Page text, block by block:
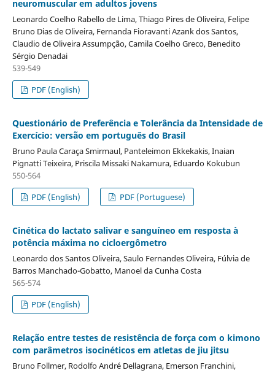
neuromuscular em adultos jovens
Leonardo Coelho Rabello de Lima, Thiago Pires de Oliveira, Felipe
Bruno Dias de Oliveira, Fernanda Fioravanti Azank dos Santos,
Claudio de Oliveira Assumpção, Camila Coelho Greco, Benedito
Sérgio Denadai
539-549
PDF (English)
Questionário de Preferência e Tolerância da Intensidade de
Exercício: versão em português do Brasil
Bruno Paula Caraça Smirmaul, Panteleimon Ekkekakis, Inaian
Pignatti Teixeira, Priscila Missaki Nakamura, Eduardo Kokubun
550-564
PDF (English)
PDF (Portuguese)
Cinética do lactato salivar e sanguíneo em resposta à
potência máxima no cicloergômetro
Leonardo dos Santos Oliveira, Saulo Fernandes Oliveira, Fúlvia de
Barros Manchado-Gobatto, Manoel da Cunha Costa
565-574
PDF (English)
Relação entre testes de resistência de força com o kimono
com parâmetros isocinéticos em atletas de jiu jitsu
Bruno Follmer, Rodolfo André Dellagrana, Emerson Franchini,